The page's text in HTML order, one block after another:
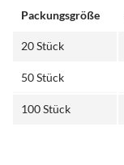
Packungsgröße
20 Stück
50 Stück
100 Stück